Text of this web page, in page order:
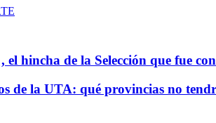
hincha de la Selección que fue
de la UTA: qué provincias no